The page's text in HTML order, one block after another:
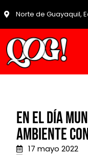
Norte de Guayaquil,
En el Día
ambiente
17 mayo 2022